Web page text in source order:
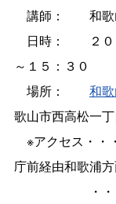
講師： 和歌
日時： ２０
～１５：３０
場所： 和
歌山市西高松一丁
※アクセス・・
庁前経由和歌浦
・・・国道